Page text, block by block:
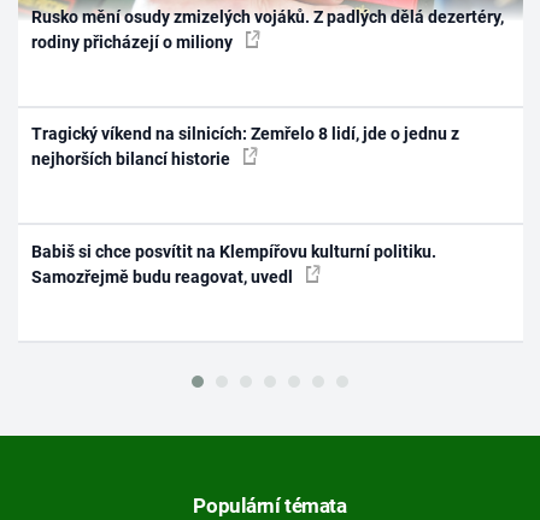
Rusko mění osudy zmizelých vojáků. Z padlých dělá dezertéry,
rodiny přicházejí o miliony
Tragický víkend na silnicích: Zemřelo 8 lidí, jde o jednu z
nejhorších bilancí historie
Babiš si chce posvítit na Klempířovu kulturní politiku.
Samozřejmě budu reagovat, uvedl
Populární témata